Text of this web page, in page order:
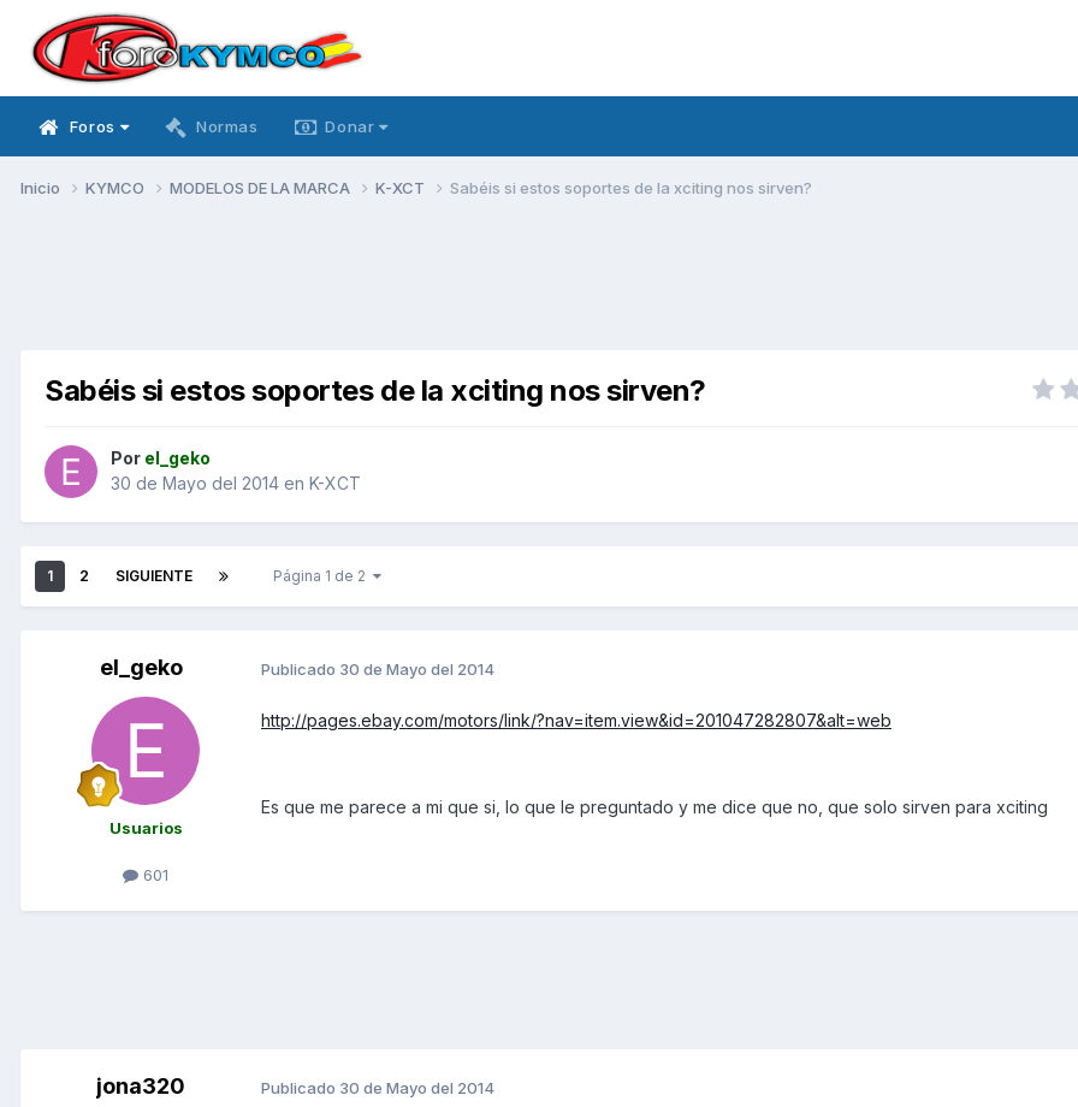
Foros Normas Donar
Inicio KYMCO MODELOS DE LA MARCA K-XCT Sabéis si estos soportes de la xciting nos sirven?
Sabéis si estos soportes de la xciting nos sirven?
Por el_geko
30 de Mayo del 2014 en K-XCT
1 2 SIGUIENTE Página 1 de 2
el_geko
Usuarios
601
Publicado 30 de Mayo del 2014
http://pages.ebay.com/motors/link/?nav=item.view&id=201047282807&alt=web
Es que me parece a mi que si, lo que le preguntado y me dice que no, que solo sirven para xciting
jona320 Publicado 30 de Mayo del 2014